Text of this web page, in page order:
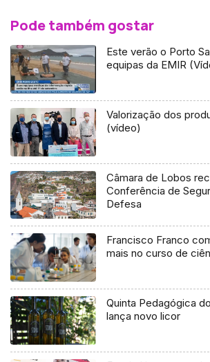
Pode também gostar
Este verão o Porto
equipas da EMIR
Valorização dos
(vídeo)
Câmara de Lobos
Conferência de
Defesa
Francisco Franco
mais no curso de
Quinta Pedagógica
lança novo licor